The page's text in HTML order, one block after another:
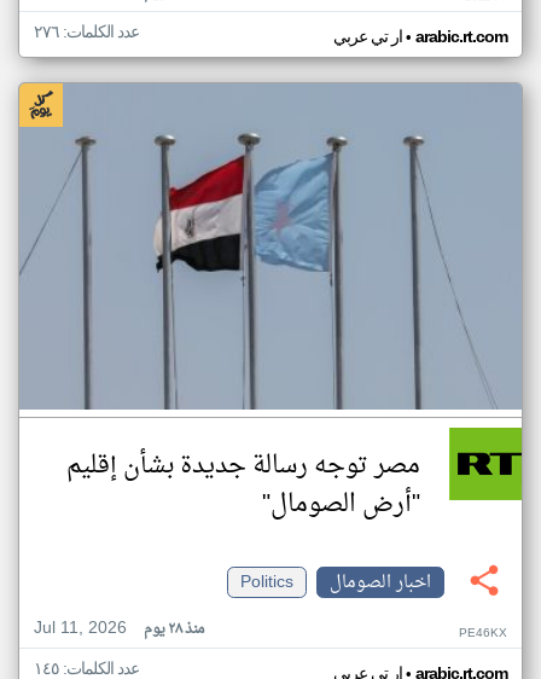
ار تي عربي• arabic.rt.com عدد الكلمات: ٢٧٦
مصر توجه رسالة جديدة بشأن إقليم
"أرض الصومال"
اخبار الصومال
Politics
Jul 11, 2026
منذ ٢٨ يوم PE46KX
ار تي عربي arabic.rt.com عدد الكلمات: ١٤٥